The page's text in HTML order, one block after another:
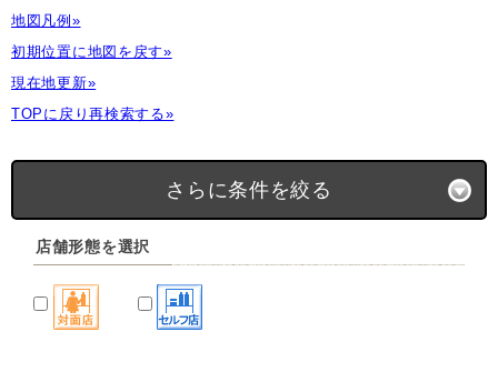
地図凡例»
初期位置に地図を戻す»
現在地更新»
TOPに戻り再検索する»
さらに条件を絞る
店舗形態を選択